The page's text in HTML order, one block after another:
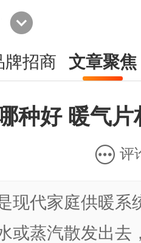
牌招商 文章聚焦
种好 暖气
评
现代家庭供暖系
或蒸汽散发出去